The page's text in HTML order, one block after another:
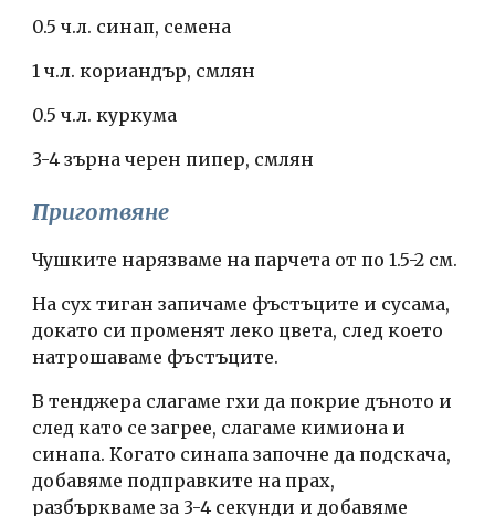
0.5 ч.л. синап, семена
1 ч.л. кориандър, смлян
0.5 ч.л. куркума
3-4 зърна черен пипер, смлян
Приготвяне
Чушките нарязваме на парчета от по 1.5-2 см.
На сух тиган запичаме фъстъците и сусама,
докато си променят леко цвета, след което
натрошаваме фъстъците.
В тенджера слагаме гхи да покрие дъното и
след като се загрее, слагаме кимиона и
синапа. Когато синапа започне да подскача,
добавяме подправките на прах,
разбъркваме за 3-4 секунди и добавяме